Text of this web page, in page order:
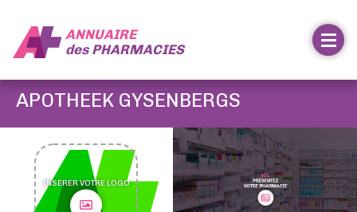
ANNUAIRE
desPHARMACIES
APOTHEEK GYSENBERGS
INSÉRER VOTRE LOGO